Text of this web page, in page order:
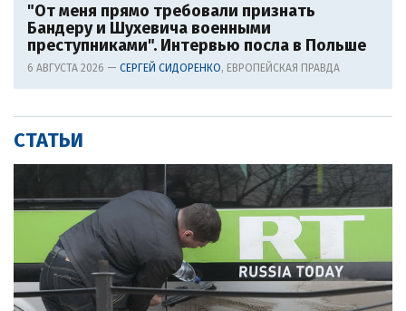
"От меня прямо требовали признать
Бандеру и Шухевича военными
преступниками". Интервью посла в Польше
6 АВГУСТА 2026 — СЕРГЕЙ СИДОРЕНКО, ЕВРОПЕЙСКАЯ ПРАВДА
СТАТЬИ